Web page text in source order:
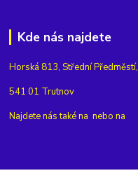
Kde nás najdete
Horská 813, Střední Předměstí,
541 01 Trutnov
Najdete nás také na nebo na